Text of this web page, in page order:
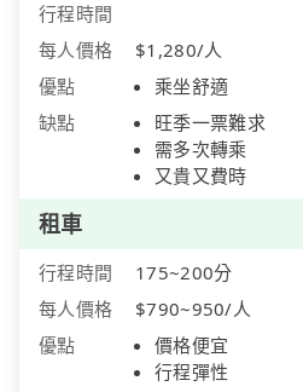
行程時間
每人價格
$1,280/人
優點
乘坐舒適
缺點
旺季一票難求
需多次轉乘
又貴又費時
租車
行程時間
175~200分
每人價格
$790~950/人
優點
價格便宜
行程彈性